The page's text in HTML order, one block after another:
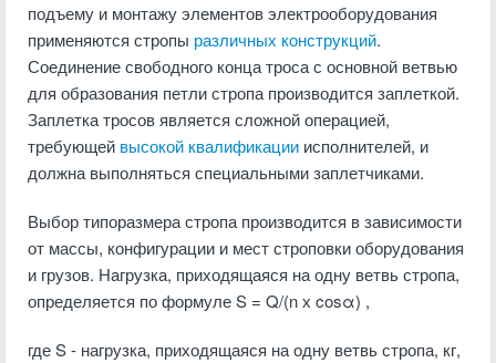
подъему и монтажу элементов электрооборудования
применяются стропы различных конструкций.
Соединение свободного конца троса с основной ветвью
для образования петли стропа производится заплеткой.
Заплетка тросов является сложной операцией,
требующей высокой квалификации исполнителей, и
должна выполняться специальными заплетчиками.
Выбор типоразмера стропа производится в зависимости
от массы, конфигурации и мест строповки оборудования
и грузов. Нагрузка, приходящаяся на одну ветвь стропа,
определяется по формуле S = Q/(n х cosα) ,
где S - нагрузка, приходящаяся на одну ветвь стропа, кг,